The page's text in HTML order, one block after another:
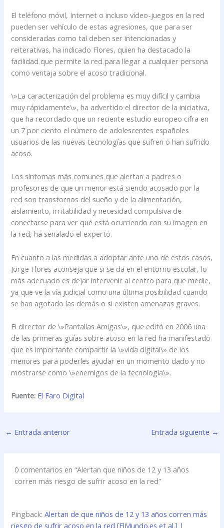
El teléfono móvil, Internet o incluso vídeo-juegos en la red
pueden ser vehículo de estas agresiones, que para ser
consideradas como tal deben ser intencionadas y
reiterativas, ha indicado Flores, quien ha destacado la
facilidad que permite la red para llegar a cualquier persona
como ventaja sobre el acoso tradicional.
\»La caracterización del problema es muy difícil y cambia
muy rápidamente\», ha advertido el director de la iniciativa,
que ha recordado que un reciente estudio europeo cifra en
un 7 por ciento el número de adolescentes españoles
usuarios de las nuevas tecnologías que sufren o han sufrido
acoso.
Los síntomas más comunes que alertan a padres o
profesores de que un menor está siendo acosado por la
red son transtornos del sueño y de la alimentación,
aislamiento, irritabilidad y necesidad compulsiva de
conectarse para ver qué está ocurriendo con su imagen en
la red, ha señalado el experto.
En cuanto a las medidas a adoptar ante uno de estos casos,
Jorge Flores aconseja que si se da en el entorno escolar, lo
más adecuado es dejar intervenir al centro para que medie,
ya que ve la vía judicial como una última posibilidad cuando
se han agotado las demás o si existen amenazas graves.
El director de \»Pantallas Amigas\», que editó en 2006 una
de las primeras guías sobre acoso en la red ha manifestado
que es importante compartir la \»vida digital\» de los
menores para poderles ayudar en un momento dado y no
mostrarse como \»enemigos de la tecnología\».
Fuente: El Faro Digital
← Entrada anterior Entrada siguiente →
0 comentarios en “Alertan que niños de 12 y 13 años
corren más riesgo de sufrir acoso en la red”
Pingback:Alertan de que niños de 12 y 13 años corren más
riesgo de sufrir acoso en la red [ElMundo.es et al.] |